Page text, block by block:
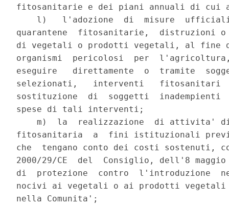
fitosanitarie e dei piani annuali di
l)   l'adozione  di  misure
quarantene  fitosanitarie,  distruzioni
di vegetali o prodotti vegetali, al fine
organismi  pericolosi  per
eseguire   direttamente  o  tramite
selezionati,   interventi   fitosanitari
sostituzione  di  soggetti  inadempienti
spese di tali interventi;
m)  la  realizzazione  di attivita'
fitosanitaria  a  fini istituzionali
che  tengano conto dei costi sostenuti,
2000/29/CE  del  Consiglio, dell'8 maggio
di  protezione  contro  l'introduzione
nocivi ai vegetali o ai prodotti
nella Comunita';